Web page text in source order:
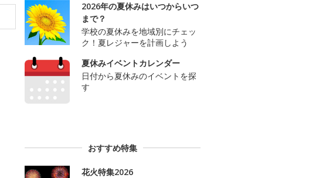
2026年の夏休みはいつからいつ
まで？
学校の夏休みを地域別にチェッ
ク！夏レジャーを計画しよう
夏休みイベントカレンダー
日付から夏休みのイベントを探
す
おすすめ特集
花火特集2026